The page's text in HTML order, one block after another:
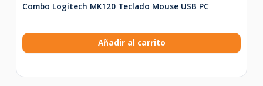
Combo Logitech MK120 Teclado Mouse USB PC
Añadir al carrito